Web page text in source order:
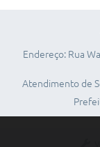
Endereço: Rua
Atendimento de